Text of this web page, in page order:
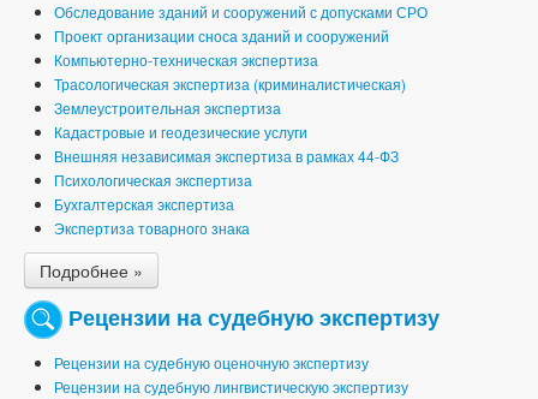
Обследование зданий и сооружений с допусками СРО
Проект организации сноса зданий и сооружений
Компьютерно-техническая экспертиза
Трасологическая экспертиза (криминалистическая)
Землеустроительная экспертиза
Кадастровые и геодезические услуги
Внешняя независимая экспертиза в рамках 44-ФЗ
Психологическая экспертиза
Бухгалтерская экспертиза
Экспертиза товарного знака
Подробнее »
Рецензии на судебную экспертизу
Рецензии на судебную оценочную экспертизу
Рецензии на судебную лингвистическую экспертизу